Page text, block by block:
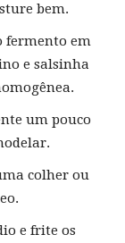
bem.
fermento em
e salsinha
um pouco
colher ou
e frite os